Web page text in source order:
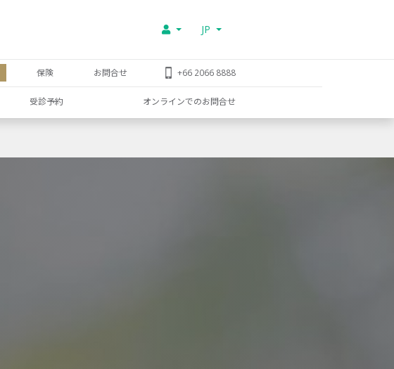
JP
保険 お問合せ +66 2066 8888
受診予約 オンラインでのお問合せ